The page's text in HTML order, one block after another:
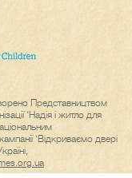
Представництвом
‘Надія і житло для
‘Відкриваємо двері